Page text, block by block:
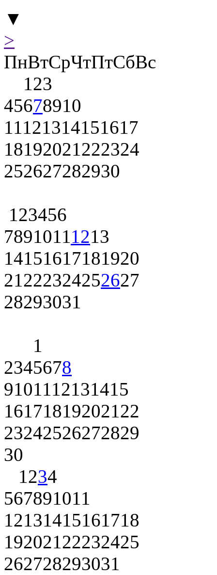
▼
>
ПнВтСрЧтПтСбВс
123
45678910
11121314151617
18192021222324
252627282930
123456
78910111213
14151617181920
21222324252627
28293031
1
2345678
9101112131415
16171819202122
23242526272829
30
1234
567891011
12131415161718
19202122232425
262728293031